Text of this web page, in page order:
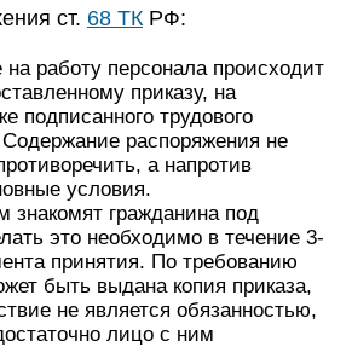
ст. 68 ТКРФ:
работу персонала происходит
приказу, на
подписанного трудового
распоряжения не
а напротив
условия.
знакомят гражданина под
это необходимо в течение 3-
принятия. По требованию
быть выдана копия приказа,
не является обязанностью,
лицо с ним